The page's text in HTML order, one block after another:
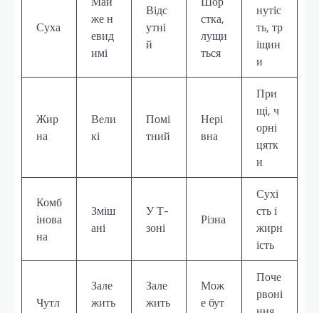
Суха
же н
евид
имі
Відс
утні
й
стка,
лущи
ться
нутіс
ть, тр
іщин
и
Жир
на
Вели
кі
Помі
тний
Нері
вна
При
щі, ч
орні
цятк
и
Комб
інова
на
Зміш
ані
У Т-
зоні
Різна
Сухі
сть і
жирн
ість
Чутл
Зале
жить
Зале
жить
Мож
е бут
Поче
рвоні